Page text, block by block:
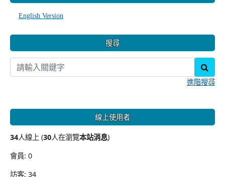
English Version
搜尋
進階搜尋
線上使用者
34人線上 (30人在瀏覽本站消息)
會員: 0
訪客: 34